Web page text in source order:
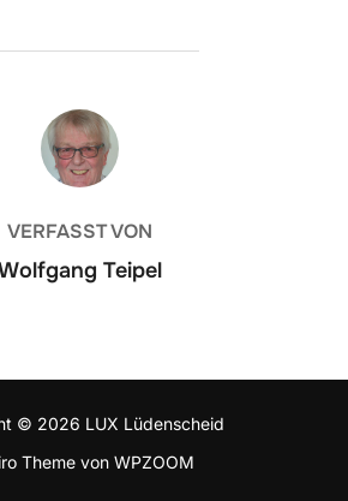
BEITRAGSAUTOR
VERFASST VON
Teipel
© 2026 LUX Lüdenscheid
Theme von WPZOOM